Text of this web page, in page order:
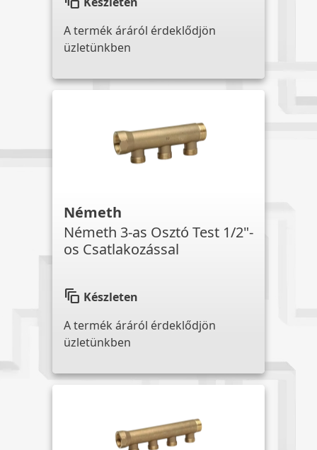
A termék áráról érdeklődjön
üzletünkben
Németh
Németh 3-as Osztó Test 1/2"-
os Csatlakozással
auto_awesome_motion Készleten
A termék áráról érdeklődjön
üzletünkben